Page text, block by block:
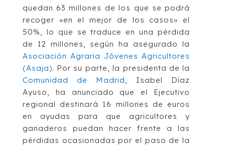
quedan 63 millones de los que se podrá
recoger «en el mejor de los casos» el
50%, lo que se traduce en una pérdida
de 12 millones, según ha asegurado la
Asociación Agraria Jóvenes Agricultores
(Asaja). Por su parte, la presidenta de la
Comunidad de Madrid, Isabel Díaz
Ayuso, ha anunciado que el Ejecutivo
regional destinará 16 millones de euros
en ayudas para que agricultores y
ganaderos puedan hacer frente a las
pérdidas ocasionadas por el paso de la